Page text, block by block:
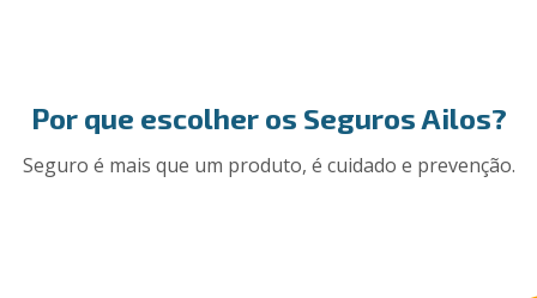
Por que escolher os Seguros Ailos?
Seguro é mais que um produto, é cuidado e prevenção.